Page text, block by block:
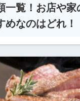
一覧！お店や家
めなのはどれ！